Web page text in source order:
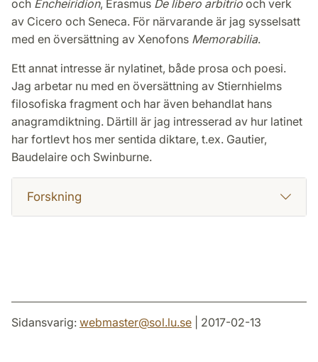
och Encheiridion, Erasmus De libero arbitrio och verk
av Cicero och Seneca. För närvarande är jag sysselsatt
med en översättning av Xenofons Memorabilia.
Ett annat intresse är nylatinet, både prosa och poesi.
Jag arbetar nu med en översättning av Stiernhielms
filosofiska fragment och har även behandlat hans
anagramdiktning. Därtill är jag intresserad av hur latinet
har fortlevt hos mer sentida diktare, t.ex. Gautier,
Baudelaire och Swinburne.
Forskning
Sidansvarig: webmaster@sol.lu.se | 2017-02-13